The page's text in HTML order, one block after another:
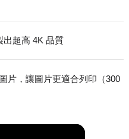
出超高 4K 品質
片，讓圖片更適合列印（300